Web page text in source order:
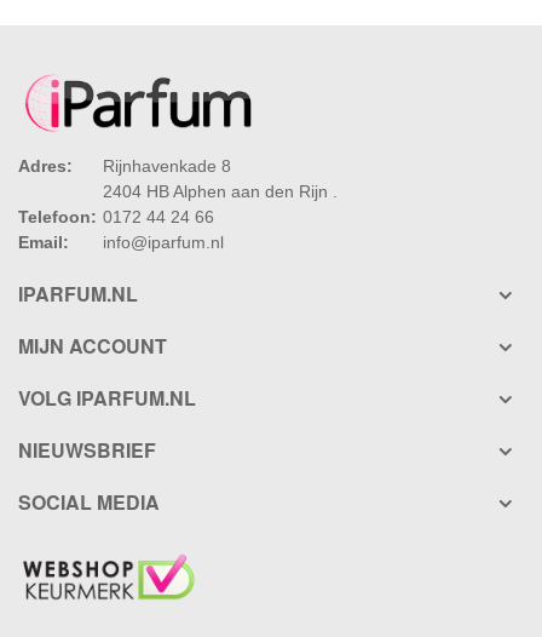
Adres:
Rijnhavenkade 8
2404 HB Alphen aan den Rijn .
Telefoon: 0172 44 24 66
Email:
info@iparfum.nl
IPARFUM.NL
MIJN ACCOUNT
VOLG IPARFUM.NL
NIEUWSBRIEF
SOCIAL MEDIA